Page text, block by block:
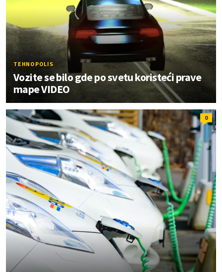
TEHNOPOLIS
Vozite se bilo gde po svetu koristeći prave
mape VIDEO
0